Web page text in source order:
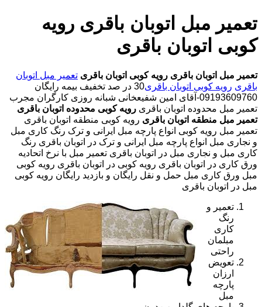
تعمیر مبل اتوبان باقری رویه
کوبی اتوبان باقری
تعمیر مبل اتوبان باقری رویه کوبی اتوبان باقری تعمیر مبل اتوبان
باقری رویه کوبی اتوبان باقری
30 در صد تخفیف بیمه رایگان
09193609760-آقای امین شفیعخانی شبانه روزی کارگران مجرب
تعمیر مبل محدوده اتوبان باقری رویه کوبی محدوده اتوبان باقری
تعمیر مبل منطقه اتوبان باقری رویه کوبی منطقه اتوبان باقری
تعمیر مبل رویه کوبی انواع پارچه مبل ایرانی و ترک رنگ کاری مبل
و نجاری مبل انواع پارچه مبل ایرانی و ترک در اتوبان باقری رنگ
کاری مبل و نجاری مبل در اتوبان باقری تعمیر مبل با نرخ اتحادیه
ورق کاری در اتوبان باقری رویه کوبی در اتوبان باقری رویه کوبی
مبل ورق کاری مبل حمل و نقل رایگان و بازدید رایگان رویه کوبی
مبل در اتوبان باقری
تعمیر و
رنگ
کاری
مبلمان
راحتی
تعویض
ارزان
پارچه
مبل